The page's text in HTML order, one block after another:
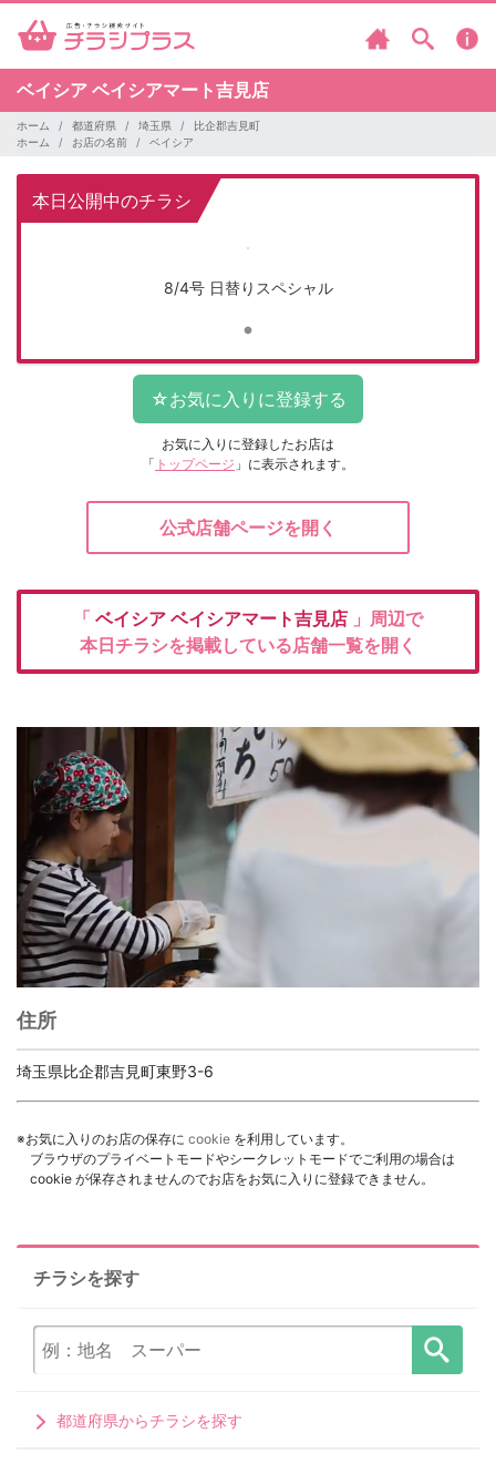
ベイシア ベイシアマート吉見店
ホーム 都道府県 埼玉県
比企郡吉見町
ホーム
お店の名前 ベイシア
本日公開中のチラシ
8/4号 日替りスペシャル
お気に入りに登録したお店は
「 トップページ 」に表示されます。
公式店舗ページを開く
「 ベイシア ベイシアマート吉見店 」周辺で
本日チラシを掲載している店舗一覧を開く
住所
埼玉県比企郡吉見町東野3-6
※お気に入りのお店の保存に cookie を利用しています。
ブラウザのプライベートモードやシークレットモードでご利用の場合は
cookie が保存されませんのでお店をお気に入りに登録できません。
チラシを探す
都道府県からチラシを探す